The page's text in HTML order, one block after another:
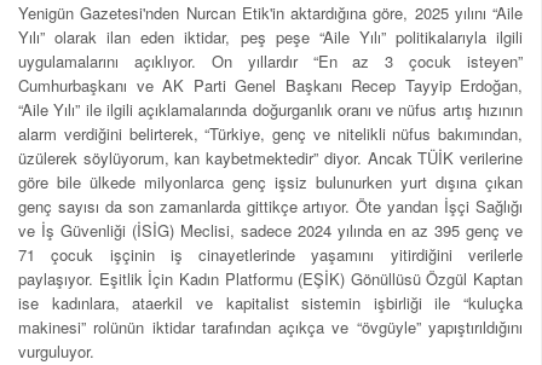
Yenigün Gazetesi'nden Nurcan Etik'in aktardığına göre, 2025 yılını “Aile
Yılı” olarak ilan eden iktidar, peş peşe “Aile Yılı” politikalarıyla ilgili
uygulamalarını açıklıyor. On yıllardır “En az 3 çocuk isteyen”
Cumhurbaşkanı ve AK Parti Genel Başkanı Recep Tayyip Erdoğan,
“Aile Yılı” ile ilgili açıklamalarında doğurganlık oranı ve nüfus artış hızının
alarm verdiğini belirterek, “Türkiye, genç ve nitelikli nüfus bakımından,
üzülerek söylüyorum, kan kaybetmektedir” diyor. Ancak TÜİK verilerine
göre bile ülkede milyonlarca genç işsiz bulunurken yurt dışına çıkan
genç sayısı da son zamanlarda gittikçe artıyor. Öte yandan İşçi Sağlığı
ve İş Güvenliği (İSİG) Meclisi, sadece 2024 yılında en az 395 genç ve
71 çocuk işçinin iş cinayetlerinde yaşamını yitirdiğini verilerle
paylaşıyor. Eşitlik İçin Kadın Platformu (EŞİK) Gönüllüsü Özgül Kaptan
ise kadınlara, ataerkil ve kapitalist sistemin işbirliği ile “kuluçka
makinesi” rolünün iktidar tarafından açıkça ve “övgüyle” yapıştırıldığını
vurguluyor.